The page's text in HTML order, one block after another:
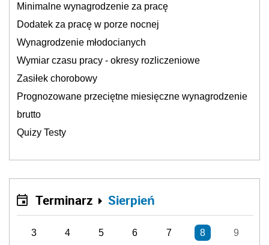
Minimalne wynagrodzenie za pracę
Dodatek za pracę w porze nocnej
Wynagrodzenie młodocianych
Wymiar czasu pracy - okresy rozliczeniowe
Zasiłek chorobowy
Prognozowane przeciętne miesięczne wynagrodzenie
brutto
Quizy Testy
Terminarz Sierpień
3 4 5 6 7 8 9